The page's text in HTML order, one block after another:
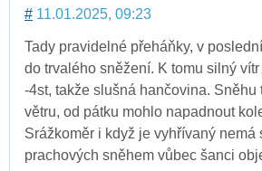
# 11.01.2025, 09:23
Tady pravidelné přeháňky, v
do trvalého sněžení. K tomu silný
-4st, takže slušná hančovina. Sněhu
větru, od pátku mohlo napadnout
Srážkoměr i když je vyhřívaný nemá
prachových sněhem vůbec šanci